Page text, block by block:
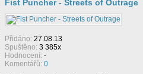
Fist Puncher - Streets of Outrage
Přidáno: 27.08.13
Spuštěno: 3 385x
Hodnocení: -
Komentářů: 0